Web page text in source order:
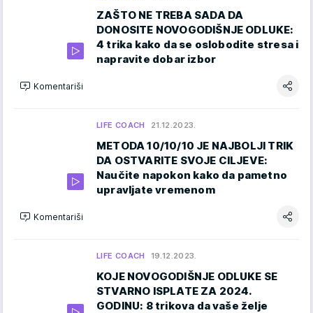
ZAŠTO NE TREBA SADA DA
DONOSITE NOVOGODIŠNJE ODLUKE:
4 trika kako da se oslobodite stresa i
napravite dobar izbor
Komentariši
LIFE COACH 21.12.2023.
METODA 10/10/10 JE NAJBOLJI TRIK
DA OSTVARITE SVOJE CILJEVE:
Naučite napokon kako da pametno
upravljate vremenom
Komentariši
LIFE COACH 19.12.2023.
KOJE NOVOGODIŠNJE ODLUKE SE
STVARNO ISPLATE ZA 2024.
GODINU: 8 trikova da vaše želje